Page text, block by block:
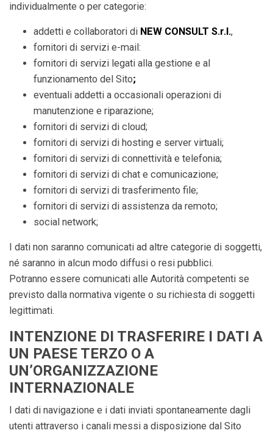
individualmente o per categorie:
addetti e collaboratori di NEW CONSULT S.r.l.,
fornitori di servizi e-mail:
fornitori di servizi legati alla gestione e al
funzionamento del Sito;
eventuali addetti a occasionali operazioni di
manutenzione e riparazione;
fornitori di servizi di cloud;
fornitori di servizi di hosting e server virtuali;
fornitori di servizi di connettività e telefonia;
fornitori di servizi di chat e comunicazione;
fornitori di servizi di trasferimento file;
fornitori di servizi di assistenza da remoto;
social network;
I dati non saranno comunicati ad altre categorie di soggetti,
né saranno in alcun modo diffusi o resi pubblici.
Potranno essere comunicati alle Autorità competenti se
previsto dalla normativa vigente o su richiesta di soggetti
legittimati.
INTENZIONE DI TRASFERIRE I DATI A
UN PAESE TERZO O A
UN’ORGANIZZAZIONE
INTERNAZIONALE
I dati di navigazione e i dati inviati spontaneamente dagli
utenti attraverso i canali messi a disposizione dal Sito